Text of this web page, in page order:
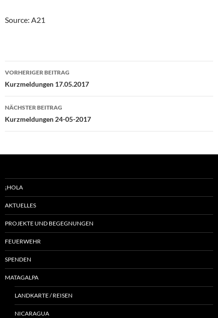
Source: A21
Beitragsnavigation
VORHERIGER BEITRAG
Kurzmeldungen 17.05.2017
NÄCHSTER BEITRAG
Kurzmeldungen 24-05-2017
¡HOLA
AKTUELLES
PROJEKTE UND BEGEGNUNGEN
FEUERWEHR
SPENDEN
MATAGALPA
LANDKARTE / REISEN
NICARAGUA